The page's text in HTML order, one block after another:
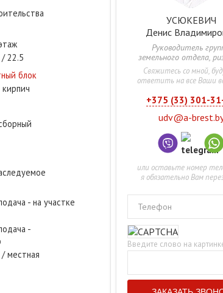
22.5
блок
- на участке
-
местная
УСЮКЕВИЧ
Денис
Руководитель
земельного отдела,
Свяжитесь со мной,
ответить на все Ваши
+375 (33) 301-
udv@a-
или оставьте номер
я обязательно Вам
Телефон
Введите слово на